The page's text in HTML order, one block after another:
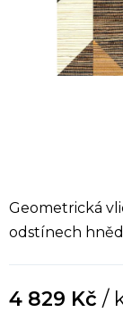
Geometrická
odstínech
4 829 Kč /